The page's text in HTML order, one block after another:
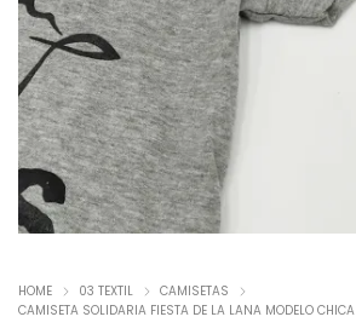
HOME 03 TEXTIL
CAMISETAS
CAMISETA SOLIDARIA FIESTA DE LA LANA MODELO CHICA